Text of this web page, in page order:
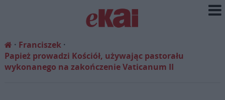
Franciszek
Papież prowadzi Kościół, używając pastorału
wykonanego na zakończenie Vaticanum II